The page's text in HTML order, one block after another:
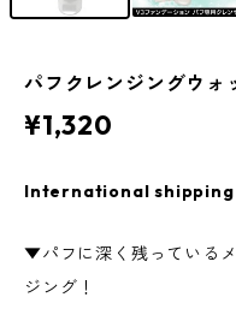
パフクレンジングウォ
¥1,320
International
▼パフに深く残っている
ジング！